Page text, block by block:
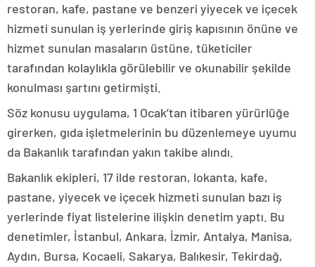
restoran, kafe, pastane ve benzeri yiyecek ve içecek
hizmeti sunulan iş yerlerinde giriş kapısının önüne ve
hizmet sunulan masaların üstüne, tüketiciler
tarafından kolaylıkla görülebilir ve okunabilir şekilde
konulması şartını getirmişti.
Söz konusu uygulama, 1 Ocak’tan itibaren yürürlüğe
girerken, gıda işletmelerinin bu düzenlemeye uyumu
da Bakanlık tarafından yakın takibe alındı.
Bakanlık ekipleri, 17 ilde restoran, lokanta, kafe,
pastane, yiyecek ve içecek hizmeti sunulan bazı iş
yerlerinde fiyat listelerine ilişkin denetim yaptı. Bu
denetimler, İstanbul, Ankara, İzmir, Antalya, Manisa,
Aydın, Bursa, Kocaeli, Sakarya, Balıkesir, Tekirdağ,